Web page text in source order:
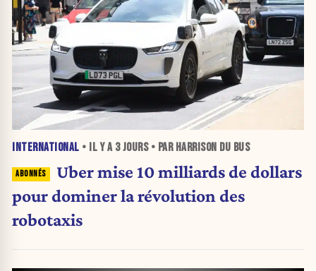
INTERNATIONAL • IL Y A 3 JOURS• PAR HARRISON DU BUS
Uber mise 10 milliards de dollars
pour dominer la révolution des
robotaxis